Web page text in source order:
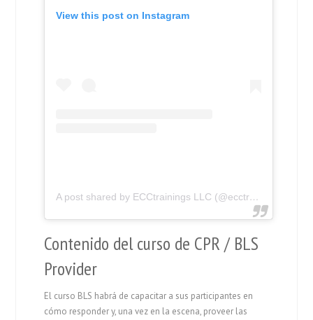
View this post on Instagram
A post shared by ECCtrainings LLC (@ecctrainings)
Contenido del curso de CPR / BLS
Provider
El curso BLS habrá de capacitar a sus participantes en
cómo responder y, una vez en la escena, proveer las